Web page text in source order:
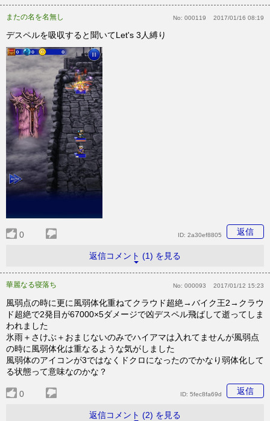
またの名を名無し No: 000119 2017/01/16 08:19
デスペルを吸収すると聞いてLet's 3人縛り
0 返信
ID: 2a30ef8805
返信コメント (1) を見る
華麗なる寝落ち No: 000093 2017/01/12 15:23
風弱点の時に更に風弱体化重ねてクラウド超絶→バイク王2→クラウ
ド超絶で2発目が67000×5ダメージで凶デスペル飛ばして逝ってしま
われました
氷雨＋さけぶ＋おまじないのみでハイアマは入れてませんが風弱点
の時に風弱体化は重なるような気がしました
風弱体のアイコンが3ではなくドクロになったのでかなり弱体化して
る状態って意味なのかな？
0 返信
ID: 5fec8fa69d
返信コメント (2) を見る